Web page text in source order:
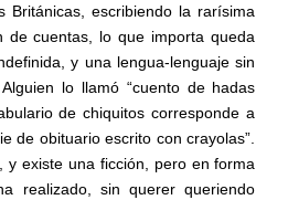
Británicas, escribiendo la rarísima
de cuentas, lo que importa queda
y una lengua-lenguaje sin
lo llamó “cuento de hadas
de chiquitos corresponde a
de obituario escrito con crayolas”.
y existe una ficción, pero en forma
realizado, sin querer queriendo